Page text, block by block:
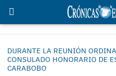
DURANTE LA REUNIÓN
CONSULADO HONORARIO DE
CARABOBO